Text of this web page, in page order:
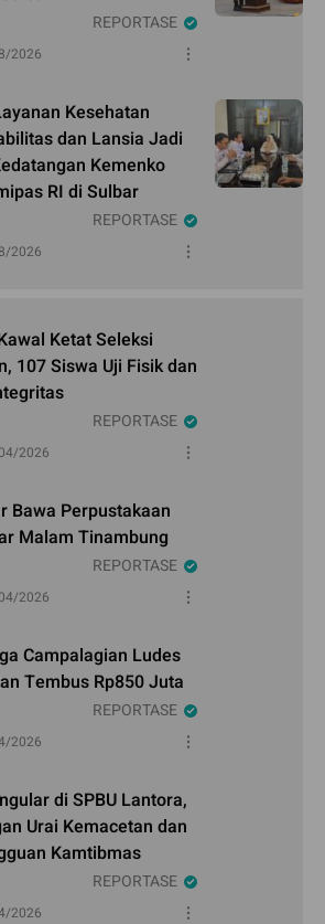
REPORTASE
2026
Kesehatan
dan Lansia Jadi
Kemenko
RI di Sulbar
REPORTASE
2026
Ketat Seleksi
107 Siswa Uji Fisik dan
REPORTASE
2026
Bawa Perpustakaan
Malam Tinambung
REPORTASE
2026
Campalagian Ludes
Tembus Rp850 Juta
REPORTASE
2026
di SPBU Lantora,
Urai Kemacetan dan
Kamtibmas
REPORTASE
2026